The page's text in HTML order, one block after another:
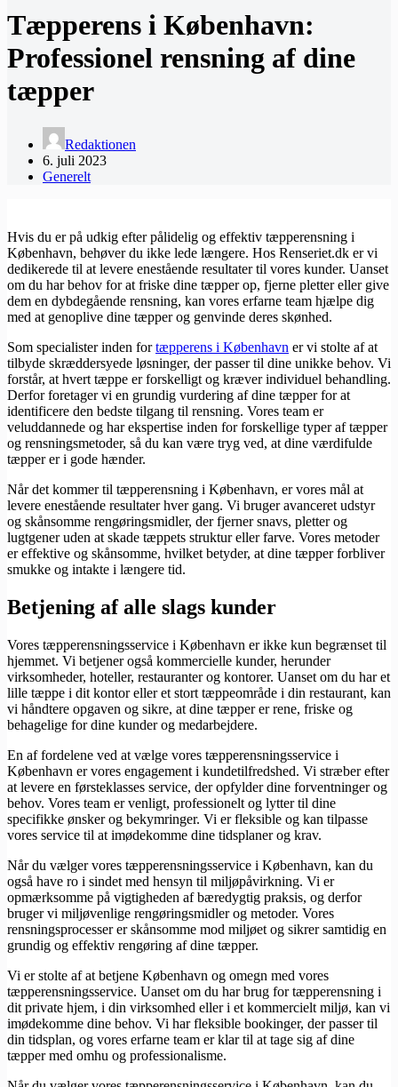
Tæpperens i København:
Professionel rensning af dine
tæpper
Redaktionen
6. juli 2023
Generelt
Hvis du er på udkig efter pålidelig og effektiv tæpperensning i
København, behøver du ikke lede længere. Hos Renseriet.dk er vi
dedikerede til at levere enestående resultater til vores kunder. Uanset
om du har behov for at friske dine tæpper op, fjerne pletter eller give
dem en dybdegående rensning, kan vores erfarne team hjælpe dig
med at genoplive dine tæpper og genvinde deres skønhed.
Som specialister inden fortæpperens i København er vi stolte af at
tilbyde skræddersyede løsninger, der passer til dine unikke behov. Vi
forstår, at hvert tæppe er forskelligt og kræver individuel behandling.
Derfor foretager vi en grundig vurdering af dine tæpper for at
identificere den bedste tilgang til rensning. Vores team er
veluddannede og har ekspertise inden for forskellige typer af tæpper
og rensningsmetoder, så du kan være tryg ved, at dine værdifulde
tæpper er i gode hænder.
Når det kommer til tæpperensning i København, er vores mål at
levere enestående resultater hver gang. Vi bruger avanceret udstyr
og skånsomme rengøringsmidler, der fjerner snavs, pletter og
lugtgener uden at skade tæppets struktur eller farve. Vores metoder
er effektive og skånsomme, hvilket betyder, at dine tæpper forbliver
smukke og intakte i længere tid.
Betjening af alle slags kunder
Vores tæpperensningsservice i København er ikke kun begrænset til
hjemmet. Vi betjener også kommercielle kunder, herunder
virksomheder, hoteller, restauranter og kontorer. Uanset om du har et
lille tæppe i dit kontor eller et stort tæppeområde i din restaurant, kan
vi håndtere opgaven og sikre, at dine tæpper er rene, friske og
behagelige for dine kunder og medarbejdere.
En af fordelene ved at vælge vores tæpperensningsservice i
København er vores engagement i kundetilfredshed. Vi stræber efter
at levere en førsteklasses service, der opfylder dine forventninger og
behov. Vores team er venligt, professionelt og lytter til dine
specifikke ønsker og bekymringer. Vi er fleksible og kan tilpasse
vores service til at imødekomme dine tidsplaner og krav.
Når du vælger vores tæpperensningsservice i København, kan du
også have ro i sindet med hensyn til miljøpåvirkning. Vi er
opmærksomme på vigtigheden af bæredygtig praksis, og derfor
bruger vi miljøvenlige rengøringsmidler og metoder. Vores
rensningsprocesser er skånsomme mod miljøet og sikrer samtidig en
grundig og effektiv rengøring af dine tæpper.
Vi er stolte af at betjene København og omegn med vores
tæpperensningsservice. Uanset om du har brug for tæpperensning i
dit private hjem, i din virksomhed eller i et kommercielt miljø, kan vi
imødekomme dine behov. Vi har fleksible bookinger, der passer til
din tidsplan, og vores erfarne team er klar til at tage sig af dine
tæpper med omhu og professionalisme.